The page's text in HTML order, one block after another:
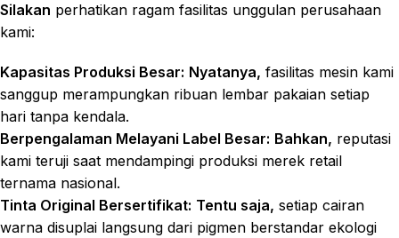
Silakan perhatikan ragam fasilitas unggulan perusahaan
kami:
Kapasitas Produksi Besar: Nyatanya, fasilitas mesin kami
sanggup merampungkan ribuan lembar pakaian setiap
hari tanpa kendala.
Berpengalaman Melayani Label Besar: Bahkan, reputasi
kami teruji saat mendampingi produksi merek retail
ternama nasional.
Tinta Original Bersertifikat: Tentu saja, setiap cairan
warna disuplai langsung dari pigmen berstandar ekologi